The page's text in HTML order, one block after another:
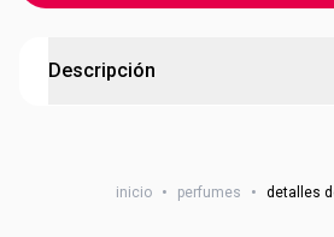
Descripción
nolvidables Magnoliasy Ámbar.
inicio • perfumes • detalles